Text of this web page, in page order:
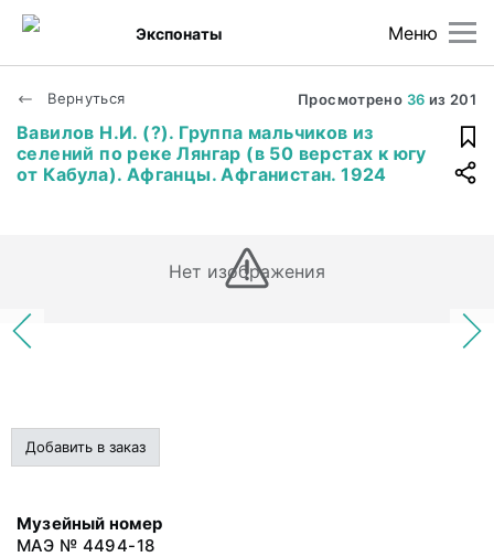
Меню
Экспонаты
Вернуться Просмотрено 36 из 201
Вавилов Н.И. (?). Группа мальчиков из
селений по реке Лянгар (в 50 верстах к югу
от Кабула). Афганцы. Афганистан. 1924
Нет изображения
Добавить в заказ
Музейный номер
МАЭ № 4494-18